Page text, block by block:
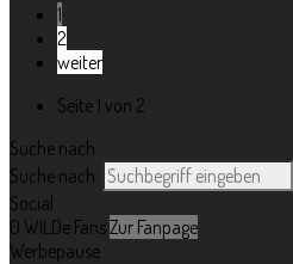
1
2
weiter
Seite 1 von 2
Suche nach
Suche nach:
Social
0 WILDe FansZur Fanpage
Werbepause